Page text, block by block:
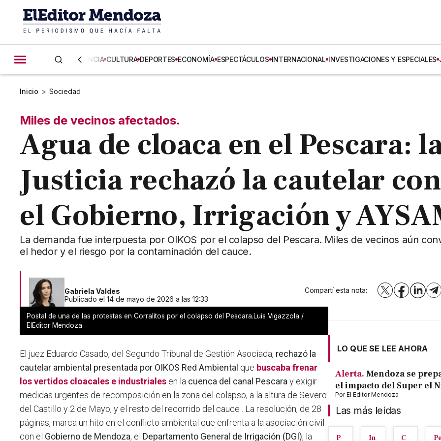
CIENCIA CULTURA DEPORTES ECONOMÍA ESPECTÁCULOS INTERNACIONAL INVESTIGACIONES Y ESPECIALES
Inicio > Sociedad
Miles de vecinos afectados.
Agua de cloaca en el Pescara:
Justicia rechazó la cautelar
el Gobierno, Irrigación y
La demanda fue interpuesta por OIKOS por el colapso del Pescara. Miles de vecinos aún
el hedor y el riesgo por la contaminación del cauce.
Gabriela Valdes
Publicado el 14 de mayo de 2026 a las 12:33
Compartí esta nota: X Facebook
Postal de una de las protestas en Corralitos por el colapso del Pescara.Luis Vigazzola /
ElEditor Mendoza
El juez Eduardo Casado, del Segundo Tribunal de Gestión Asociada, rechazó la
cautelar ambiental presentada por OIKOS Red Ambiental que buscaba frenar
los vertidos cloacales e industriales en la cuenca del canal Pescara y exigir
medidas urgentes de recomposición en la zona del colapso, a la altura de Severo
del Castillo y 2 de Mayo, y el resto del recorrido del cauce . La resolución, de 28
páginas, marca un hito en el conflicto ambiental que enfrenta a la asociación civil
con el Gobierno de Mendoza, el Departamento General de Irrigación (DGI), la
LO QUE SE LEE AHORA
Alerta. Mendoza se
el impacto del Super el
PorEl Editor Mendoza
Las más leídas
P
In
C